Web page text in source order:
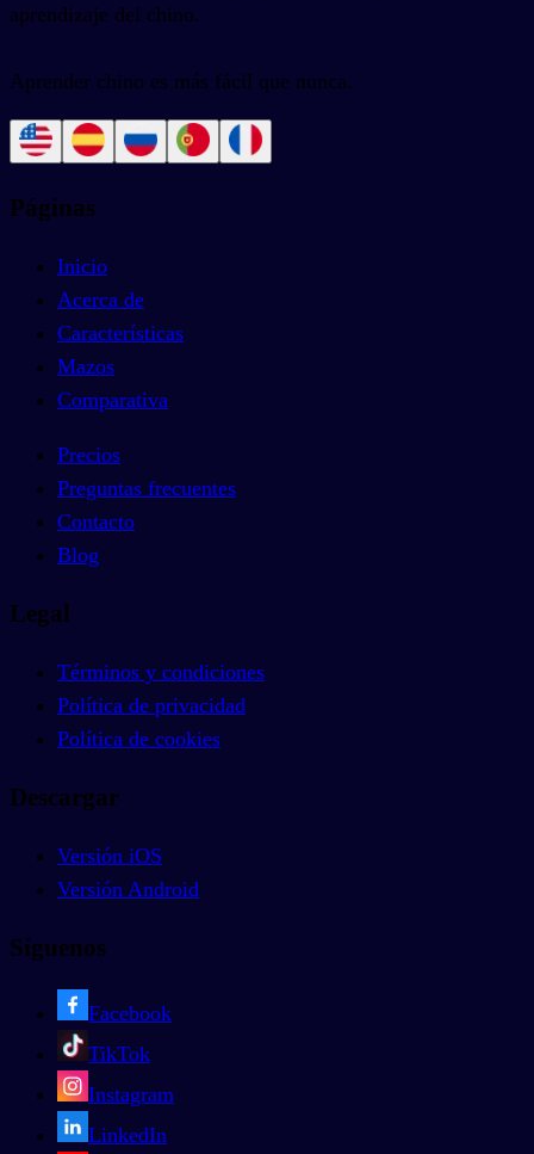
aprendizaje del chino.
Aprender chino es más fácil que nunca.
Páginas
Inicio
Acerca de
Características
Mazos
Comparativa
Precios
Preguntas frecuentes
Contacto
Blog
Legal
Términos y condiciones
Política de privacidad
Política de cookies
Descargar
Versión iOS
Versión Android
Síguenos
Facebook
TikTok
Instagram
LinkedIn